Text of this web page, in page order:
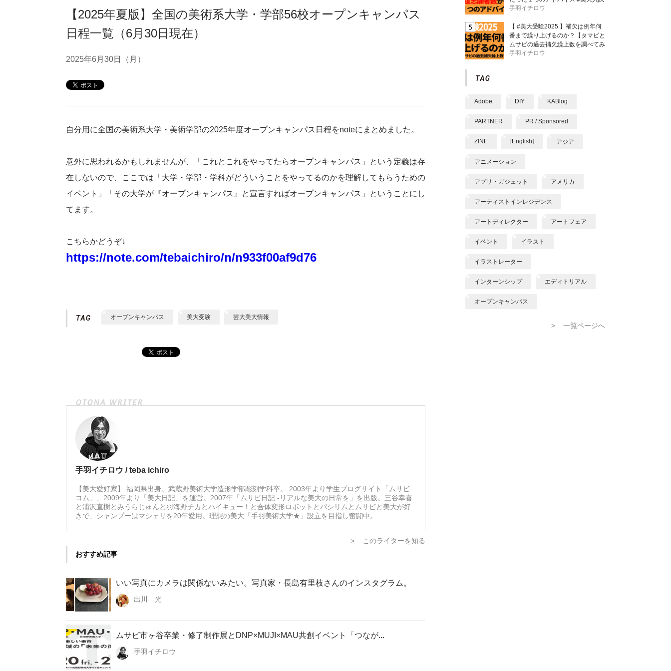
【2025年夏版】全国の美術系大学・学部56校オープンキャンパス
日程一覧（6月30日現在）
2025年6月30日（月）
自分用に全国の美術系大学・美術学部の2025年度オープンキャンパス日程をnoteにまとめました。
意外に思われるかもしれませんが、「これとこれをやってたらオープンキャンパス」という定義は存
在しないので、ここでは「大学・学部・学科がどういうことをやってるのかを理解してもらうための
イベント」「その大学が『オープンキャンパス』と宣言すればオープンキャンパス」ということにし
てます。
こちらかどうぞ↓
https://note.com/tebaichiro/n/n933f00af9d76
オープンキャンパス 美大受験 芸大美大情報
手羽イチロウ / teba ichiro
【美大愛好家】 福岡県出身。武蔵野美術大学造形学部彫刻学科卒。 2003年より学生ブログサイト「ムサビ
コム」、2009年より「美大日記」を運営。2007年「ムサビ日記 -リアルな美大の日常を」を出版。三谷幸喜
と浦沢直樹とみうらじゅんと羽海野チカとハイキュー！と合体変形ロボットとパシリムとムサビと美大が好
きで、シャンプーはマシェリを20年愛用。理想の美大「手羽美術大学★」設立を目指し奮闘中。
>
このライターを知る
おすすめ記事
いい写真にカメラは関係ないみたい。写真家・長島有里枝さんのインスタグラム。
出川 光
ムサビ市ヶ谷卒業・修了制作展とDNP×MUJI×MAU共創イベント「つなが...
手羽イチロウ
手羽イチロウ
【 #美大受験2025 】補欠は例年何
番まで繰り上げるのか？【タマビと
ムサビの過去補欠繰上数を調べてみ
た】
手羽イチロウ
Adobe DIY KABlog
PARTNER PR / Sponsored
ZINE [English] アジア
アニメーション
アプリ・ガジェット アメリカ
アーティストインレジデンス
アートディレクター アートフェア
イベント イラスト
イラストレーター
インターンシップ エディトリアル
オープンキャンパス
> 一覧ページへ